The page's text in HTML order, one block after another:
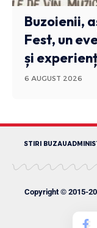
Buzoienii,
Fest, un
și
6 AUGUST 2026
STIRI BUZAU
Copyright © 2015-